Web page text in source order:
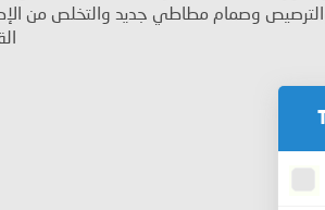
وصمام مطاطي جديد والتخلص من